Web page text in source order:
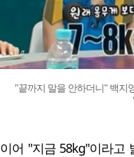
"끝까지 말을 안하더니" 백지
이어 "지금 58kg"이라고